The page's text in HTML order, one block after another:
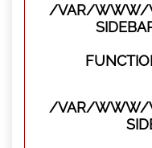
/VAR/WWW/
/VAR/WWW/